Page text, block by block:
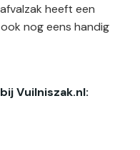
heeft een
nog eens handig
Vuilniszak.nl: